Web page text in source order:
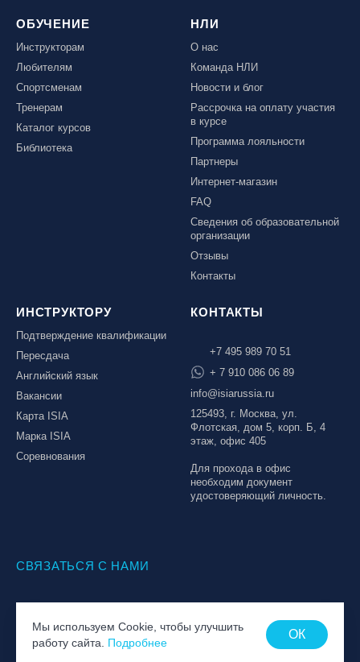
Мы используем Cookie, чтобы улучшить
работу сайта. Подробнее
ОК
ОБУЧЕНИЕ
Инструкторам
Любителям
Спортсменам
Тренерам
Каталог курсов
Библиотека
НЛИ
О нас
Команда НЛИ
Новости и блог
Рассрочка на оплату участия
в курсе
Программа лояльности
Партнеры
Интернет-магазин
FAQ
Сведения об образовательной
организации
Отзывы
Контакты
ИНСТРУКТОРУ
Подтверждение квалификации
Пересдача
Английский язык
Вакансии
Карта ISIA
Марка ISIA
Соревнования
КОНТАКТЫ
+7 495 989 70 51
+ 7 910 086 06 89
info@isiarussia.ru
125493, г. Москва, ул.
Флотская, дом 5, корп. Б, 4
этаж, офис 405
Для прохода в офис
необходим документ
удостоверяющий личность.
СВЯЗАТЬСЯ С НАМИ
Политика обработки персональных данных
Пользовательское соглашение